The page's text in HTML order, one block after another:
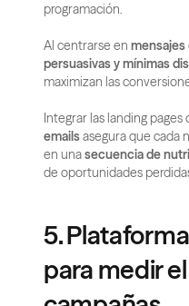
programación.
Al centrarse en mensajes
persuasivas y mínimas
maximizan las
Integrar las landing pages
emails asegura que cada
en una secuencia de
de oportunidades
5.
para medir